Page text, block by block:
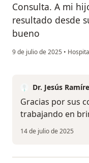
Consulta. A mi
resultado desde
bueno
9 de julio de 2025 •
Dr. Jesús
Gracias por sus
trabajando en
14 de julio de 2025